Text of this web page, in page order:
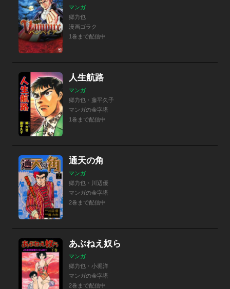
マンガ
郷力也
漫画ゴラク
1巻まで配信中
人生航路
マンガ
郷力也・藤平久子
マンガの金字塔
1巻まで配信中
通天の角
マンガ
郷力也・川辺優
マンガの金字塔
2巻まで配信中
あぶねえ奴ら
マンガ
郷力也・小堀洋
マンガの金字塔
2巻まで配信中